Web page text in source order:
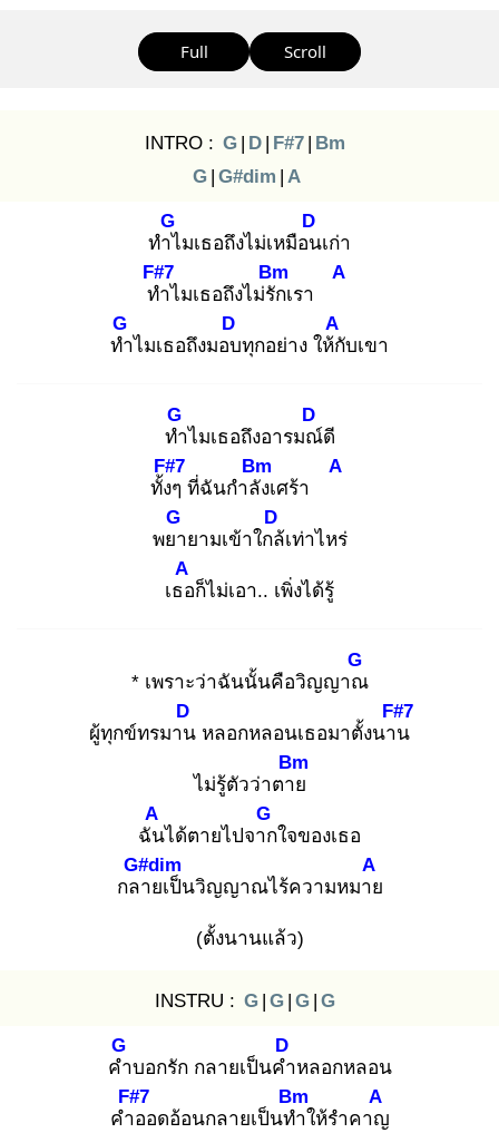
Full Scroll
INTRO : G | D | F#7 | Bm
G | G#dim | A
ทำไ
G
มเธอถึงไม่เหมือน
D
เก่า
ทำ
F#7
ไมเธอถึงไม่รัก
Bm
เรา
A
ทำ
G
ไมเธอถึงมอบ
D
ทุกอย่าง ให้กั
A
บเขา
ทำ
G
ไมเธอถึงอารมณ์
D
ดี
ทั้งๆ
F#7
ที่ฉันกำลัง
Bm
เศร้า
A
พยา
G
ยามเข้าใกล้
D
เท่าไหร่
เธอ
A
ก็ไม่เอา.. เพิ่งได้รู้
* เพราะว่าฉันนั้นคือวิญญาณ
G
ผู้ทุกข์ทรมาน
D
หลอกหลอนเธอมาตั้งนาน
F#7
ไม่รู้ตัวว่าตาย
Bm
ฉัน
A
ได้ตายไปจาก
G
ใจของเธอ
กลา
G#dim
ยเป็นวิญญาณไร้ความหมาย
A
(ตั้งนานแล้ว)
INSTRU : G | G | G | G
คำ
G
บอกรัก กลายเป็นคำ
D
หลอกหลอน
คำอ
F#7
อดอ้อนกลายเป็นทำ
Bm
ให้รำคาญ
A